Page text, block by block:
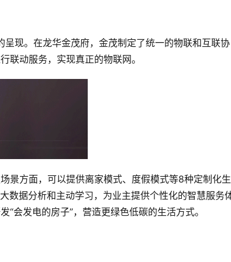
现。在龙华金茂府，金茂制定了统一的物联和互联协
联动服务，实现真正的物联网。
景方面，可以提供离家模式、度假模式等8种定制化
数据分析和主动学习，为业主提供个性化的智慧服务
会发电的房子”，营造更绿色低碳的生活方式。